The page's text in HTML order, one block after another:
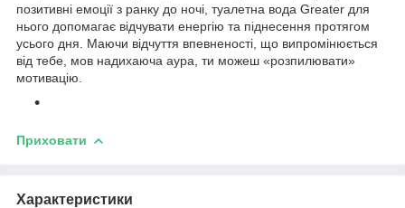
позитивні емоції з ранку до ночі, туалетна вода Greater для
нього допомагає відчувати енергію та піднесення протягом
усього дня. Маючи відчуття впевненості, що випромінюється
від тебе, мов надихаюча аура, ти можеш «розпилювати»
мотивацію.
Приховати
Характеристики